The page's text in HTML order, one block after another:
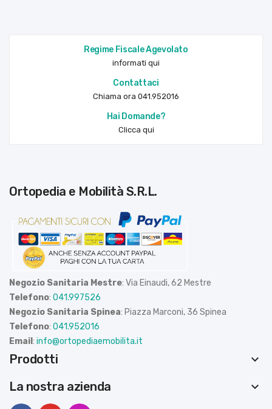
Regime Fiscale Agevolato
informati qui
Contattaci
Chiama ora 041.952016
Hai Domande?
Clicca qui
Ortopedia e Mobilità S.R.L.
Negozio Sanitaria Mestre: Via Einaudi, 62 Mestre
Telefono: 041.997526
Negozio Sanitaria Spinea: Piazza Marconi, 36 Spinea
Telefono: 041.952016
Email : info@ortopediaemobilita.it
Prodotti
keyboard_arrow_down
La nostra azienda
keyboard_arrow_down